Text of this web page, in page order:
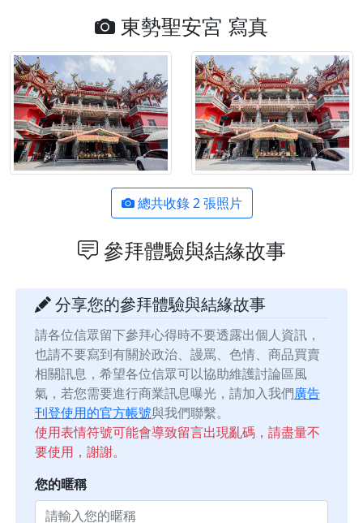
東勢聖安宮 寫真
總共收錄 2 張照片
參拜體驗與結緣故事
分享您的參拜體驗與結緣故事
請各位信眾留下參拜心得時不要透露出個人資訊，
也請不要寫到有關於政治、謾罵、色情、商品買賣
相關訊息，希望各位信眾可以協助維護討論區風
氣，若您需要進行商業訊息曝光，請加入我們廣告
刊登使用的官方帳號與我們聯繫。
使用表情符號可能會導致留言出現亂碼，請盡量不
要使用，謝謝。
您的暱稱